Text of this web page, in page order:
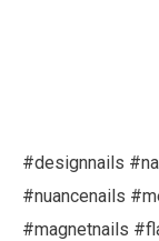
#designnails
#nuancenails
#magnetnails